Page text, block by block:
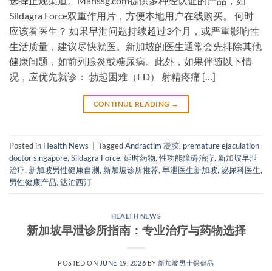
Sildagra Force双重作用片，方便本地用户在线购买。 何时
应该看医生？ 如果早泄问题持续超过3个月，或严重影响性
生活质量，建议尽快就医。新加坡的医生通常会先排除其他
健康问题，如前列腺炎或糖尿病。此外，如果伴随以下情
况，应优先就诊： 勃起困难（ED） 射精疼痛 […]
CONTINUE READING →
Posted in Health News TaggedAndractim 凝胶, premature ejaculation
doctor singapore,Sildagra Force,延时药物,性功能障碍治疗, 新加坡早泄
治疗, 新加坡男性健康自测, 新加坡诊所推荐,早泄医生新加坡,泌尿科医生,
男性健康产品,达泊西汀
HEALTH NEWS
新加坡早泄诊所指南：专业治疗与药物选择
POSTED ON JUNE 19, 2026 BY 新加坡男士保健品